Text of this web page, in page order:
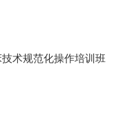
术规范化操作培训班